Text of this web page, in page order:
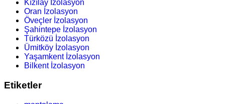
Kızılay İzolasyon
Oran İzolasyon
Öveçler İzolasyon
Şahintepe İzolasyon
Türközü İzolasyon
Ümitköy İzolasyon
Yaşamkent İzolasyon
Bilkent İzolasyon
Etiketler